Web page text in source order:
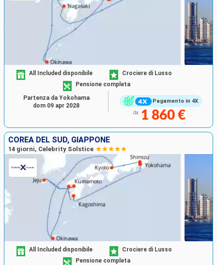
Pagamento in 4X
All Included disponibile
Crociere di Lusso
Pensione completa
da 1 860 €
Partenza da Yokohama
dom 09 apr 2028
COREA DEL SUD, GIAPPONE
14 giorni, Celebrity Solstice
All Included disponibile
Crociere di Lusso
Pensione completa